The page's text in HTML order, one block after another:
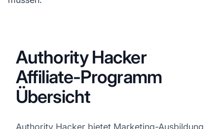
Authority Hacker
Affiliate-Programm
Übersicht
Authority Hacker bietet Marketing-Ausbildung